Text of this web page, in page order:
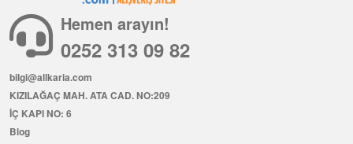
Hemen arayın!
0252 313 09 82
bilgi@allkaria.com
KIZILAĞAÇ MAH. ATA CAD. NO:209
İÇ KAPI NO: 6
Blog